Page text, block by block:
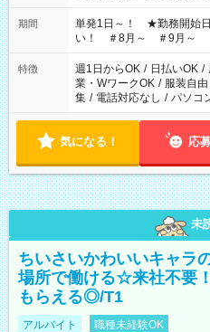
ださい！
期間
単発1日～！ ★勤務開始日
い！ ＃8月～ ＃9月～
特徴 週1日からOK / 日払いOK /
業・WワークOK / 服装自由
集 / 電話対応なし / パソコ
気になる！ 応
未
ちいさいかわいいキャラ
場所で働ける☆来社不要
もらえる◎/T1
アルバイト 職種未経験OK